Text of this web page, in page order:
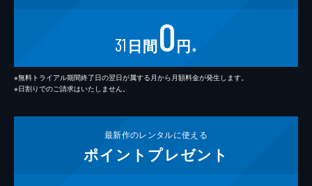
31 日間0円 ※
※無料トライアル期間終了日の翌日が属する月から月額料金が発生します。
※日割りでのご請求はいたしません。
最新作のレンタルに使える
ポイント プレゼント